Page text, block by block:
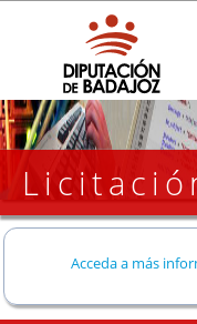
Acceda a más